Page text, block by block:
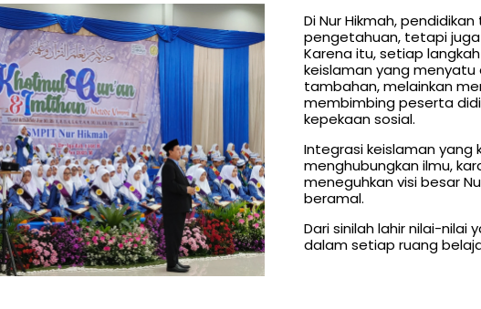
Di Nur Hikmah,
pengetahuan, tetapi
Karena itu, setiap
keislaman yang menyatu
tambahan, melainkan
membimbing peserta
kepekaan sosial.
Integrasi keislaman
menghubungkan ilmu,
meneguhkan visi besar
beramal.
Dari sinilah lahir nilai-nilai
dalam setiap ruang